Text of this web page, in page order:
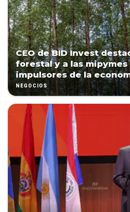
CEO de BID Invest
forestal y a las mipymes
impulsores de la
NEGOCIOS